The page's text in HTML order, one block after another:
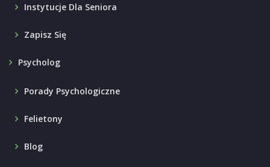
Instytucje Dla Seniora
Zapisz Się
Psycholog
Porady Psychologiczne
Felietony
Blog